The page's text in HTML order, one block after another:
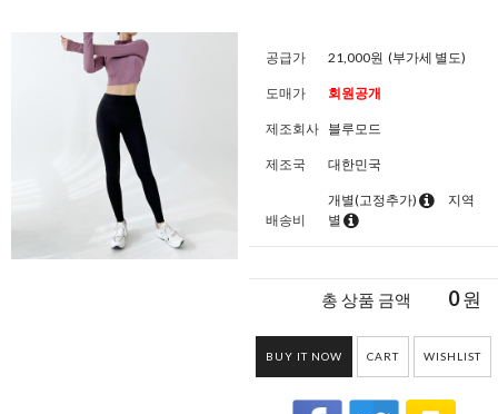
공급가 21,000원 (부가세 별도)
도매가 회원공개
제조회사 블루모드
제조국 대한민국
배송비
개별(고정추가)
지역
별
총 상품 금액 0원
BUY IT NOW CART WISHLIST